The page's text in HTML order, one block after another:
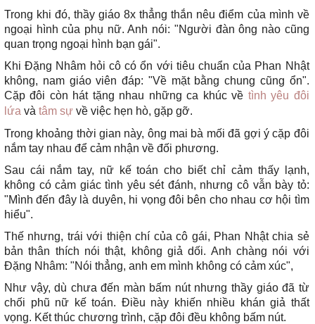
Trong khi đó, thầy giáo 8x thẳng thắn nêu điểm của mình về
ngoại hình của phụ nữ. Anh nói: "Người đàn ông nào cũng
quan trọng ngoại hình bạn gái".
Khi Đặng Nhâm hỏi cô có ổn với tiêu chuẩn của Phan Nhật
không, nam giáo viên đáp: "Về mặt bằng chung cũng ổn".
Cặp đôi còn hát tặng nhau những ca khúc về tình yêu đôi
lứa và tâm sự về việc hẹn hò, gặp gỡ.
Trong khoảng thời gian này, ông mai bà mối đã gợi ý cặp đôi
nắm tay nhau để cảm nhận về đối phương.
Sau cái nắm tay, nữ kế toán cho biết chỉ cảm thấy lạnh,
không có cảm giác tình yêu sét đánh, nhưng cô vẫn bày tỏ:
"Mình đến đây là duyên, hi vọng đôi bên cho nhau cơ hội tìm
hiểu".
Thế nhưng, trái với thiện chí của cô gái, Phan Nhật chia sẻ
bản thân thích nói thật, không giả dối. Anh chàng nói với
Đặng Nhâm: "Nói thẳng, anh em mình không có cảm xúc",
Như vậy, dù chưa đến màn bấm nút nhưng thầy giáo đã từ
chối phũ nữ kế toán. Điều này khiến nhiều khán giả thất
vọng. Kết thúc chương trình, cặp đôi đều không bấm nút.